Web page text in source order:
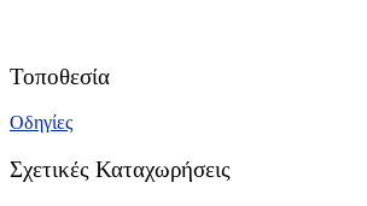
Τοποθεσία
Οδηγίες
Σχετικές Καταχωρήσεις